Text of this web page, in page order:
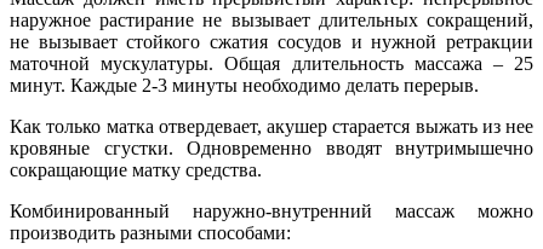
наружное растирание не вызывает длительных сокращений,
не вызывает стойкого сжатия сосудов и нужной ретракции
маточной мускулатуры. Общая длительность массажа – 25
минут. Каждые 2-3 минуты необходимо делать перерыв.
Как только матка отвердевает, акушер старается выжать из нее
кровяные сгустки. Одновременно вводят внутримышечно
сокращающие матку средства.
Комбинированный наружно-внутренний массаж можно
производить разными способами: